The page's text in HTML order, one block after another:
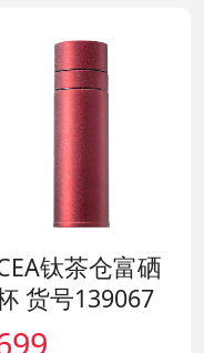
钛茶仓富硒
货号139067